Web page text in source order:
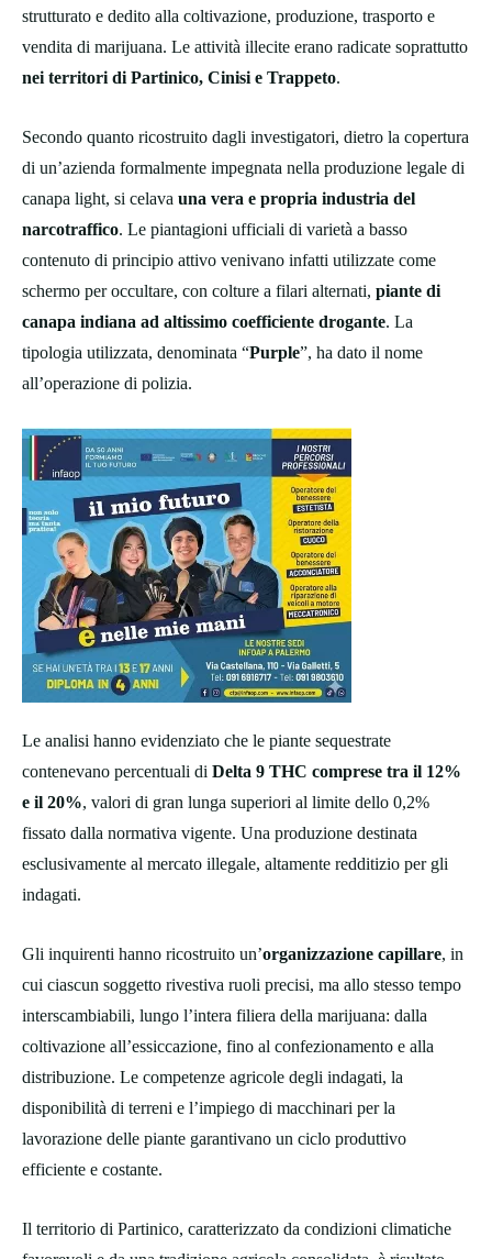
strutturato e dedito alla coltivazione, produzione, trasporto e
vendita di marijuana. Le attività illecite erano radicate soprattutto
nei territori di Partinico, Cinisi e Trappeto.
Secondo quanto ricostruito dagli investigatori, dietro la copertura
di un’azienda formalmente impegnata nella produzione legale di
canapa light, si celava una vera e propria industria del
narcotraffico. Le piantagioni ufficiali di varietà a basso
contenuto di principio attivo venivano infatti utilizzate come
schermo per occultare, con colture a filari alternati, piante di
canapa indiana ad altissimo coefficiente drogante. La
tipologia utilizzata, denominata “Purple”, ha dato il nome
all’operazione di polizia.
Le analisi hanno evidenziato che le piante sequestrate
contenevano percentuali di Delta 9 THC comprese tra il 12%
e il 20%, valori di gran lunga superiori al limite dello 0,2%
fissato dalla normativa vigente. Una produzione destinata
esclusivamente al mercato illegale, altamente redditizio per gli
indagati.
Gli inquirenti hanno ricostruito un’organizzazione capillare, in
cui ciascun soggetto rivestiva ruoli precisi, ma allo stesso tempo
interscambiabili, lungo l’intera filiera della marijuana: dalla
coltivazione all’essiccazione, fino al confezionamento e alla
distribuzione. Le competenze agricole degli indagati, la
disponibilità di terreni e l’impiego di macchinari per la
lavorazione delle piante garantivano un ciclo produttivo
efficiente e costante.
Il territorio di Partinico, caratterizzato da condizioni climatiche